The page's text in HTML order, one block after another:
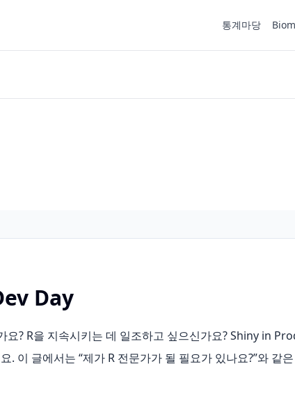
통계마당
Day
? R을 지속시키는 데 일조하고 싶으신가요? Shiny in
이 글에서는 “제가 R 전문가가 될 필요가 있나요?”와 같